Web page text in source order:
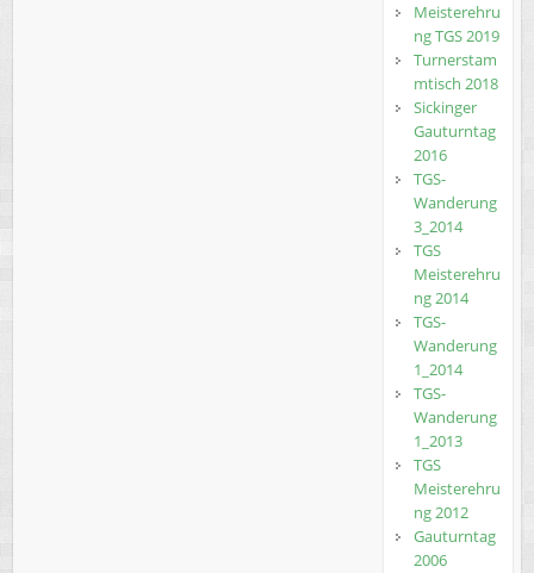
Meisterehru
ng TGS 2019
Turnerstam
mtisch 2018
Sickinger
Gauturntag
2016
TGS-
Wanderung
3_2014
TGS
Meisterehru
ng 2014
TGS-
Wanderung
1_2014
TGS-
Wanderung
1_2013
TGS
Meisterehru
ng 2012
Gauturntag
2006